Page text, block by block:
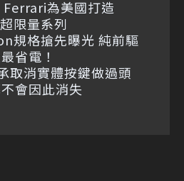
為美國打造
限量系列
規格搶先曝光 純前驅
省電！
取消實體按鍵做過頭
會因此消失